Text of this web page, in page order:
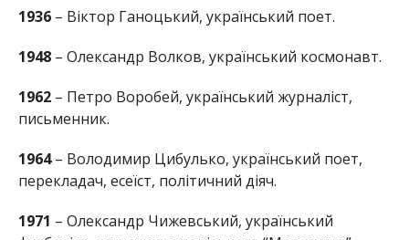
1936– Віктор Ганоцький, український поет.
1948– Олександр Волков, український космонавт.
1962– Петро Воробей, український журналіст,
письменник.
1964– Володимир Цибулько, український поет,
перекладач, есеїст, політичний діяч.
1971 – Олександр Чижевський, український